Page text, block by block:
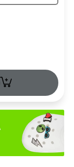
+